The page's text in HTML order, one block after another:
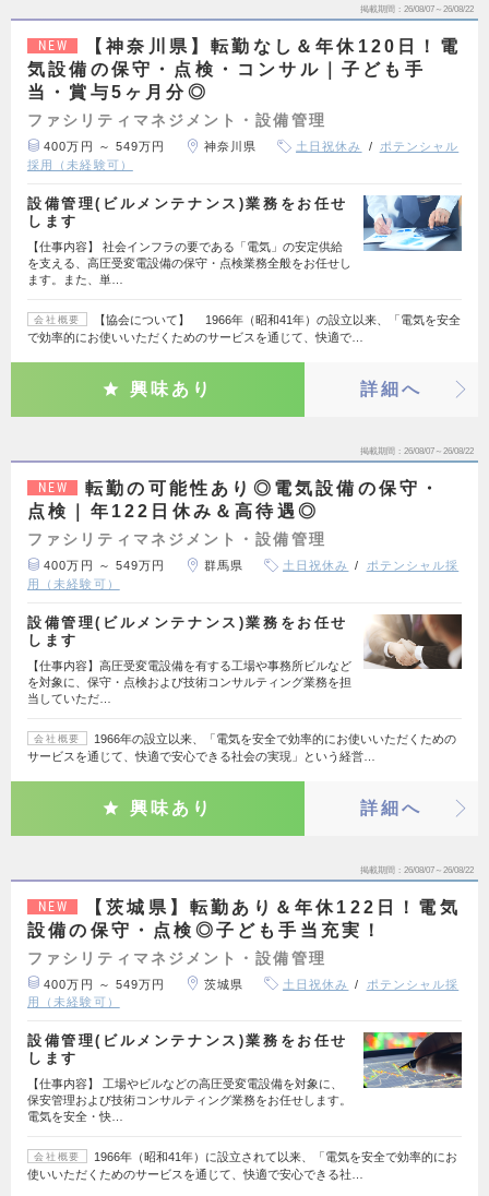
掲載期間 26/08/07～26/08/22
NEW
【神奈川県】転勤なし＆年休120日！電
気設備の保守・点検・コンサル｜子ども手
当・賞与5ヶ月分◎
ファシリティマネジメント・設備管理
400万円 ～ 549万円 神奈川県 土日祝休み
ポテンシャル
採用（未経験可）
設備管理(ビルメンテナンス)業務をお任せ
します
【仕事内容】 社会インフラの要である「電気」の安定供給
を支える、高圧受変電設備の保守・点検業務全般をお任せし
ます。また、単…
会社概要
【協会について】 1966年（昭和41年）の設立以来、「電気を安全
で効率的にお使いいただくためのサービスを通じて、快適で…
興味あり 詳細へ
掲載期間 26/08/07～26/08/22
NEW
転勤の可能性あり◎電気設備の保守・
点検｜年122日休み＆高待遇◎
ファシリティマネジメント・設備管理
400万円 ～ 549万円 群馬県 土日祝休み
ポテンシャル採
用（未経験可）
設備管理(ビルメンテナンス)業務をお任せ
します
【仕事内容】高圧受変電設備を有する工場や事務所ビルなど
を対象に、保守・点検および技術コンサルティング業務を担
当していただ…
会社概要
1966年の設立以来、「電気を安全で効率的にお使いいただくための
サービスを通じて、快適で安心できる社会の実現」という経営…
興味あり 詳細へ
掲載期間 26/08/07～26/08/22
NEW
【茨城県】転勤あり＆年休122日！電気
設備の保守・点検◎子ども手当充実！
ファシリティマネジメント・設備管理
400万円 ～ 549万円 茨城県 土日祝休み
ポテンシャル採
用（未経験可）
設備管理(ビルメンテナンス)業務をお任せ
します
【仕事内容】 工場やビルなどの高圧受変電設備を対象に、
保安管理および技術コンサルティング業務をお任せします。
電気を安全・快…
会社概要
1966年（昭和41年）に設立されて以来、「電気を安全で効率的にお
使いいただくためのサービスを通じて、快適で安心できる社…